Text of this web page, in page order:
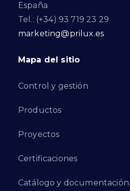
España
Tel.: (+34) 93 719 23 29
marketing@prilux.es
Mapa del sitio
Control y gestión
Productos
Proyectos
Certificaciones
Catálogo y documentación